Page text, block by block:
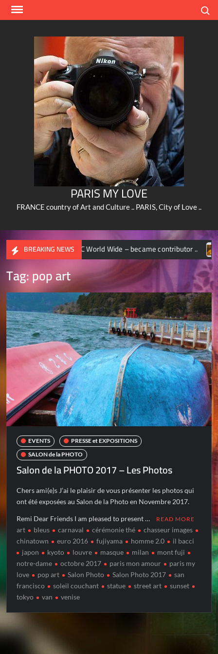
Skip
PARIS MY LOVE
FRANCE country of Art and Culture .. PARIS, City of Love ..
BREAKING NEWS
GEOGRAPHIC World Wide – became contributor ..
Tag:pop art
EVENTS
PRESSE et EXPOSITIONS
SALON de la PHOTO
Salon de la PHOTO 2017 – Les Photos
Chers ami(e)s J’ai le plaisir de vous présenter les photos qui
ont été exposées au Salon de la Photo en Novembre 2017.
Remi Dear Friends I am pleased to present … READ MORE
art bleus carnaval cérémonie thé
chasseur images
chinatown
euro 2016 fujiyama homme 2.0
il bacci
japon
kyoto louvre masque milan
mont fuji
notre-dame
octobre 2017 paris mon amour
paris my
love
pop art Salon Photo Salon Photo 2017
san
francisco
soleil couchant statue street art
sunset
tokyo
van venise